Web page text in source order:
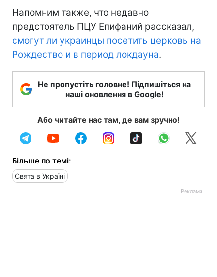
Напомним также, что недавно
предстоятель ПЦУ Епифаний рассказал,
смогут ли украинцы посетить церковь на
Рождество и в период локдауна.
Не пропустіть головне! Підпишіться на
наші оновлення в Google!
Або читайте нас там, де вам зручно!
Більше по темі:
Свята в Україні